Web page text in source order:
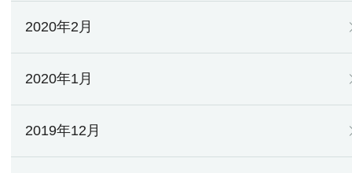
2020年2月
2020年1月
2019年12月